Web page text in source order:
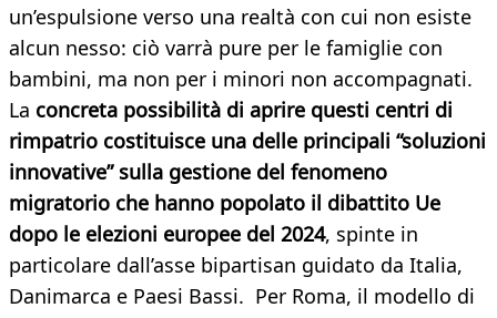
un’espulsione verso una realtà con cui non esiste
alcun nesso: ciò varrà pure per le famiglie con
bambini, ma non per i minori non accompagnati.
La concreta possibilità di aprire questi centri di
rimpatrio costituisce una delle principali “soluzioni
innovative” sulla gestione del fenomeno
migratorio che hanno popolato il dibattito Ue
dopo le elezioni europee del 2024, spinte in
particolare dall’asse bipartisan guidato da Italia,
Danimarca e Paesi Bassi. Per Roma, il modello di